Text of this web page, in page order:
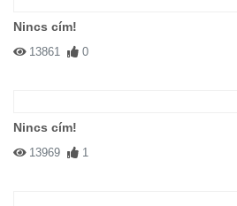
Nincs cím!
13861 0
Nincs cím!
13969 1